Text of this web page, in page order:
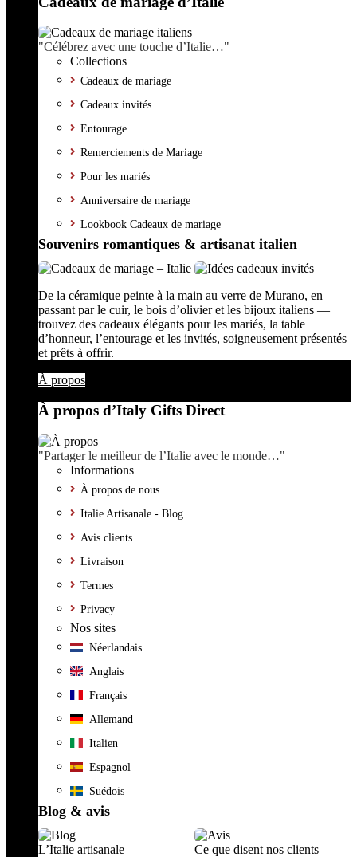
"Célébrez avec une touche d’Italie…"
Collections
Cadeaux de mariage
Cadeaux invités
Entourage
Remerciements de Mariage
Pour les mariés
Anniversaire de mariage
Lookbook Cadeaux de mariage
Souvenirs romantiques & artisanat italien
De la céramique peinte à la main au verre de Murano, en
passant par le cuir, le bois d’olivier et les bijoux italiens —
trouvez des cadeaux élégants pour les mariés, la table
d’honneur, l’entourage et les invités, soigneusement présentés
et prêts à offrir.
À propos
À propos d’Italy Gifts Direct
"Partager le meilleur de l’Italie avec le monde…"
Informations
À propos de nous
Italie Artisanale - Blog
Avis clients
Livraison
Termes
Privacy
Nos sites
Néerlandais
Anglais
Français
Allemand
Italien
Espagnol
Suédois
Blog & avis
L’Italie artisanale
Ce que disent nos clients